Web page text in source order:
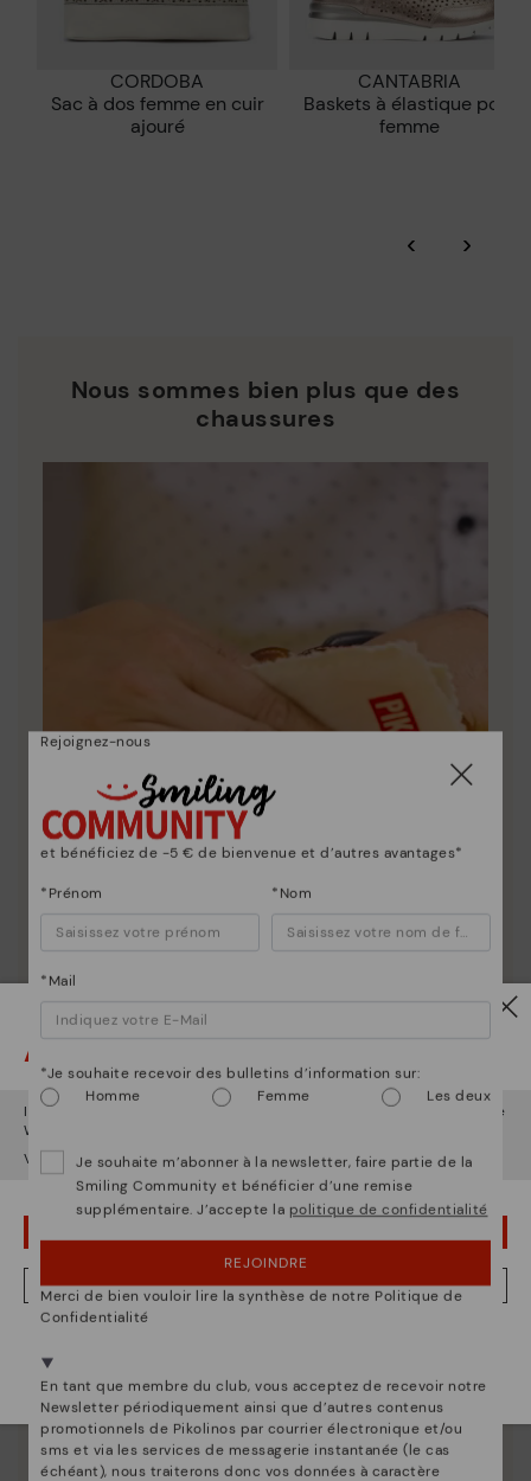
CORDOBA
Sac à dos femme en cuir
ajouré
CANTABRIA
Baskets à élastique pour
femme
‹ ›
Nous sommes bien plus que des
chaussures
Découvrez suite
entretenir vos chaussures Pikolinos afin qu'elles
restent aussi belles qu'au premier jour.
Attention !
Il semble que vous êtes enÉtats-Unis
et vous allez accéder au site
Web de
Voulez-vous aller sur le site Web deÉtats-Unis?
NON, JE VEUX ALLER SUR LE SITE WEB DU BELGIQUE
Rejoignez-nous
et bénéficiez de -5 € de bienvenue et d’autres avantages*
*Prénom *Nom
*Mail
*Je souhaite recevoir des bulletins d’information sur:
Homme
Femme Les deux
Je souhaite m’abonner à la newsletter, faire partie de la
Smiling Community et bénéficier d’une remise
supplémentaire. J’accepte la politique de confidentialité
REJOINDRE
Merci de bien vouloir lire la synthèse de notre Politique de
Confidentialité
En tant que membre du club, vous acceptez de recevoir notre
Newsletter périodiquement ainsi que d’autres contenus
promotionnels de Pikolinos par courrier électronique et/ou
sms et via les services de messagerie instantanée (le cas
échéant), nous traiterons donc vos données à caractère